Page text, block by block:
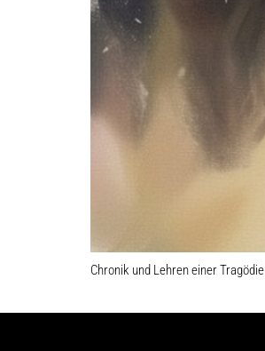
Chronik und Lehren einer Tragödie